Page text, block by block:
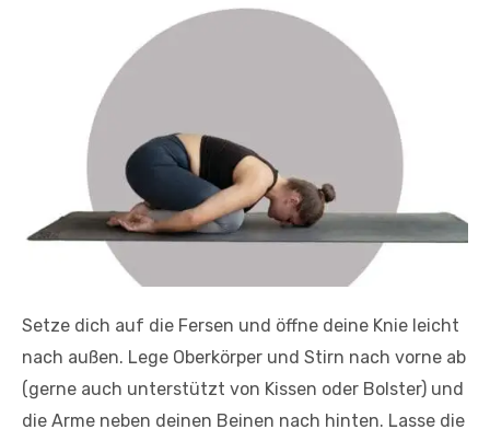
Setze dich auf die Fersen und öffne deine Knie leicht
nach außen. Lege Oberkörper und Stirn nach vorne ab
(gerne auch unterstützt von Kissen oder Bolster) und
die Arme neben deinen Beinen nach hinten. Lasse die